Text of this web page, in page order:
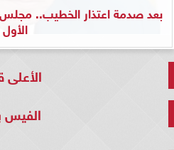
بعد صدمة اعتذار الخطيب.. مجلس
الأول
الأعلى